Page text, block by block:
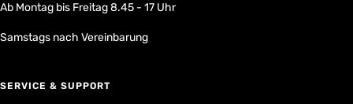
Ab Montag bis Freitag 8.45 - 17 Uhr
Samstags nach Vereinbarung
SERVICE & SUPPORT